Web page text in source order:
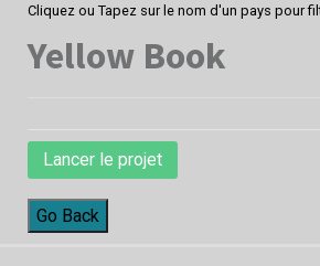
Cliquez ou Tapez sur le nom d'un pays pour
Yellow Book
Lancer le projet
Go Back